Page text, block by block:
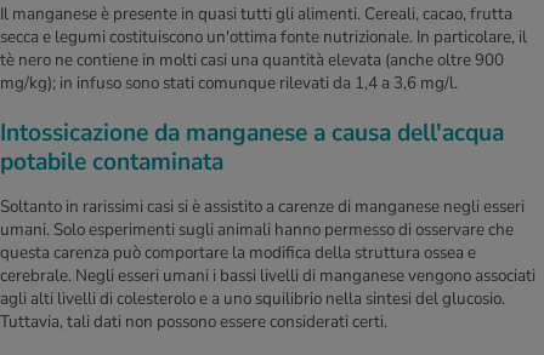
Il manganese è presente in quasi tutti gli alimenti. Cereali, cacao, frutta
secca e legumi costituiscono un'ottima fonte nutrizionale. In particolare, il
tè nero ne contiene in molti casi una quantità elevata (anche oltre 900
mg/kg); in infuso sono stati comunque rilevati da 1,4 a 3,6 mg/l.
Intossicazione da manganese a causa dell'acqua
potabile contaminata
Soltanto in rarissimi casi si è assistito a carenze di manganese negli esseri
umani. Solo esperimenti sugli animali hanno permesso di osservare che
questa carenza può comportare la modifica della struttura ossea e
cerebrale. Negli esseri umani i bassi livelli di manganese vengono associati
agli alti livelli di colesterolo e a uno squilibrio nella sintesi del glucosio.
Tuttavia, tali dati non possono essere considerati certi.